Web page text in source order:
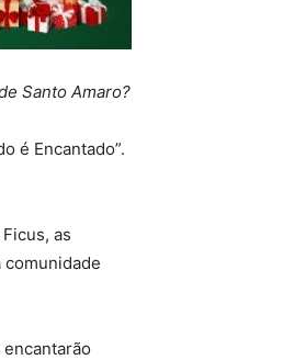
Santo Amaro?
é Encantado”.
as